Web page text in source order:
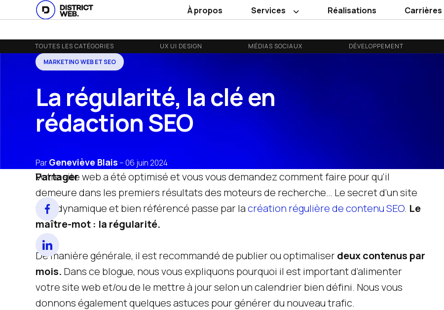
À propos Services Réalisations Carrières
TOUTES LES CATÉGORIES UX UI DESIGN MÉDIAS SOCIAUX DÉVELOPPEMENT
MARKETING WEB ET SEO
La régularité, la clé en
rédaction SEO
ParGeneviève Blais – 06 juin 2024
Partager
Votre site web a été optimisé et vous vous demandez comment faire pour qu’il
demeure dans les premiers résultats des moteurs de recherche… Le secret d’un site
web dynamique et bien référencé passe par lacréation régulière de contenu SEO. Le
maître-mot : la régularité.
De manière générale, il est recommandé de publier ou optimaliser deux contenus par
mois. Dans ce blogue, nous vous expliquons pourquoi il est important d’alimenter
votre site web et/ou de le mettre à jour selon un calendrier bien défini. Nous vous
donnons également quelques astuces pour générer du nouveau trafic.